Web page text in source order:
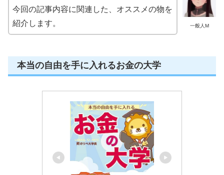
一般人M
今回の記事内容に関連した、オススメの物を
紹介します。
本当の自由を手に入れるお金の大学